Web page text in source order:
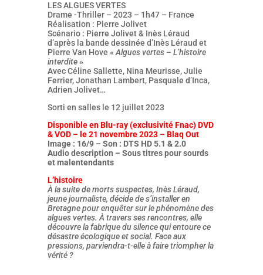
LES ALGUES VERTES
Drame -Thriller – 2023 – 1h47 – France
Réalisation : Pierre Jolivet
Scénario : Pierre Jolivet & Inès Léraud
d’après la bande dessinée d’Inès Léraud et
Pierre Van Hove « Algues vertes – L’histoire
interdite»
Avec Céline Sallette, Nina Meurisse, Julie
Ferrier, Jonathan Lambert, Pasquale d’Inca,
Adrien Jolivet…
Sorti en salles le 12 juillet 2023
Disponible en Blu-ray (exclusivité Fnac) DVD
& VOD – le 21 novembre 2023 – Blaq Out
Image : 16/9 – Son : DTS HD 5.1 & 2.0
Audio description – Sous titres pour sourds
et malentendants
L’histoire
À la suite de morts suspectes, Inès Léraud,
jeune journaliste, décide de s’installer en
Bretagne pour enquêter sur le phénomène des
algues vertes. À travers ses rencontres, elle
découvre la fabrique du silence qui entoure ce
désastre écologique et social. Face aux
pressions, parviendra-t-elle à faire triompher la
vérité ?